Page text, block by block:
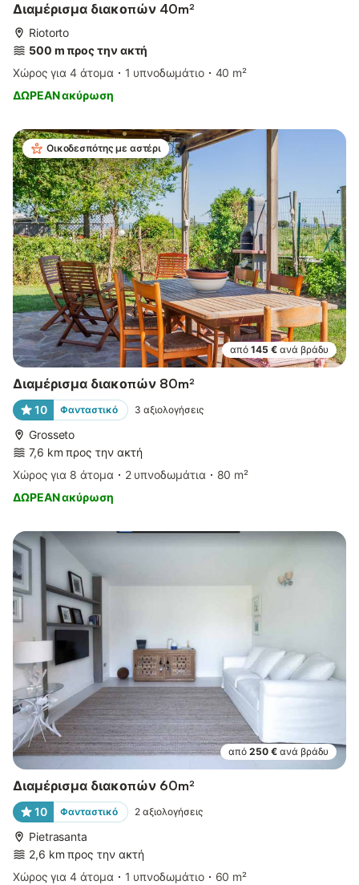
Διαμέρισμα διακοπών 40m²
Riotorto
500 m προς την ακτή
Χώρος για 4 άτομα
1 υπνοδωμάτιο
40 m²
ΔΩΡΕΑΝ ακύρωση
Οικοδεσπότης με αστέρι
από 145 € ανά βράδυ
Διαμέρισμα διακοπών 80m²
10 Φανταστικό 3 αξιολογήσεις
Grosseto
7,6 km προς την ακτή
Χώρος για 8 άτομα
2 υπνοδωμάτια
80 m²
ΔΩΡΕΑΝ ακύρωση
από 250 € ανά βράδυ
Διαμέρισμα διακοπών 60m²
10 Φανταστικό 2 αξιολογήσεις
Pietrasanta
2,6 km προς την ακτή
Χώρος για 4 άτομα
1 υπνοδωμάτιο
60 m²